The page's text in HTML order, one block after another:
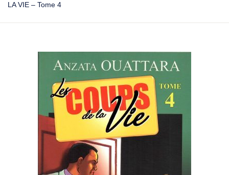
LA VIE – Tome 4